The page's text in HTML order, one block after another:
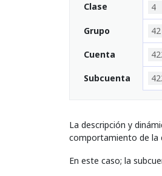
Clase 4
Grupo 42
Cuenta
Subcuenta
La descripción y
comportamiento de la
En este caso; la